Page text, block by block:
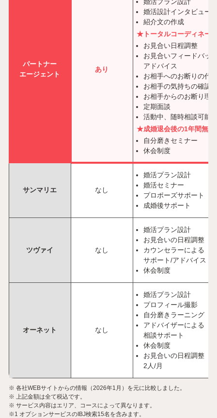
パートナー
エージェント
あり
婚活設計インタビュー
紹介文の作成
★トータルコーディネー
お見合い日程調整
お見合いフィードバッ
アドバイス
お相手へのお断りの代
お相手の気持ちの確認
お相手からのお断り理
定期面談
活動中、随時相談可能
★成婚退会後の1年間無料
自分磨きセミナー
休会制度
サンマリエ なし
婚活プラン設計
婚活セミナー
プロポーズサポート
成婚後サポート
ツヴァイ なし
婚活プラン設計
お見合いの日程調整
カウンセラーによる
サポート/アドバイス
休会制度
オーネット なし
婚活プラン設計
プロフィール撮影
自分磨きラーニング
アドバイザーによる
相談サポート
休会制度
お見合いの日程調整
2人/月
※ 各社WEBサイトからの情報（2026年1月）を元に比較しました。
※ 上記金額は全て税込です。
※ サービス内容はエリア、コースによって異なります。
※1 オプションサービスのIBJ検索15名を含みます。